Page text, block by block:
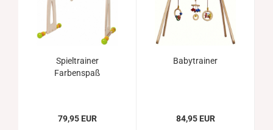
Spieltrainer
Farbenspaß
79,95 EUR
Babytrainer
84,95 EUR